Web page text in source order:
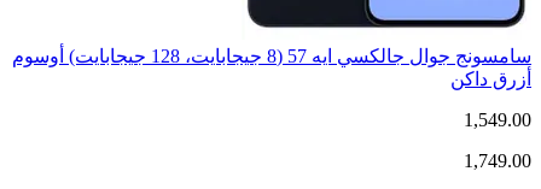
سامسونج جوال جالكسي ايه 57 (8 جيجابايت، 128 جيجابايت) أوسوم
أزرق داكن
1,549.00
1,749.00